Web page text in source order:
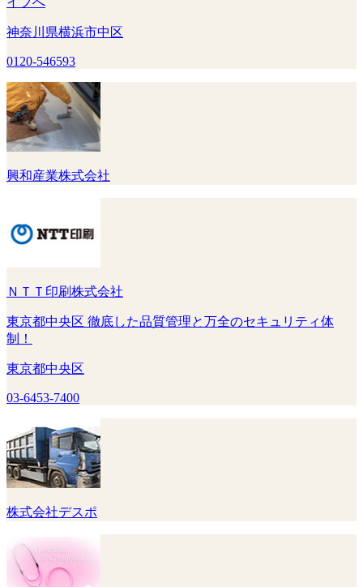
神奈川県横浜市中区
0120-546593
興和産業株式会社
ＮＴＴ印刷株式会社
東京都中央区 徹底した品質管理と万全のセキュリティ体
制！
東京都中央区
03-6453-7400
株式会社デスポ